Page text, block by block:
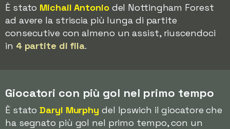
È stato Michail Antoniodel Nottingham Forest
ad avere la striscia più lunga di partite
consecutive con almeno un assist, riuscendoci
in 4 partite di fila.
Giocatori con più gol nel primo tempo
È statoDaryl Murphy del Ipswich il giocatore che
ha segnato più gol nel primo tempo, con un